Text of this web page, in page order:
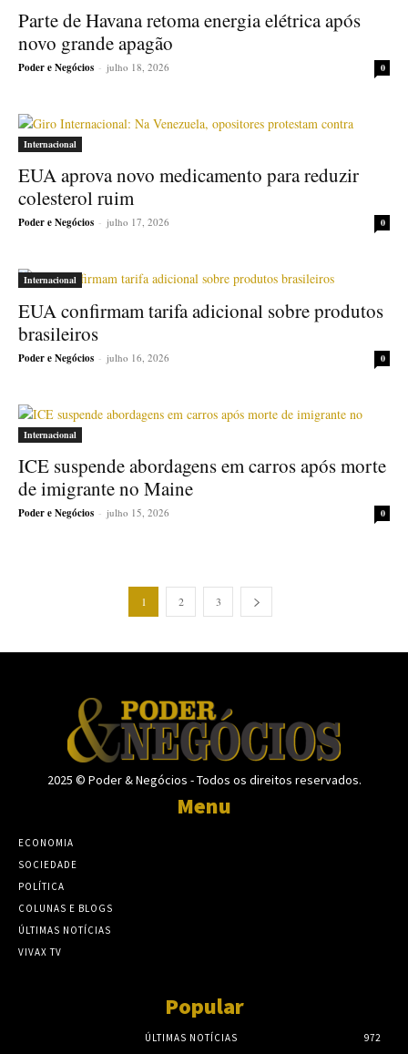
Parte de Havana retoma energia elétrica após
novo grande apagão
Poder e Negócios - julho 18, 2026 0
Internacional
EUA aprova novo medicamento para reduzir
colesterol ruim
Poder e Negócios - julho 17, 2026 0
Internacional
EUA confirmam tarifa adicional sobre produtos
brasileiros
Poder e Negócios - julho 16, 2026 0
Internacional
ICE suspende abordagens em carros após morte
de imigrante no Maine
Poder e Negócios - julho 15, 2026 0
1 2 3
2025 © Poder & Negócios - Todos os direitos reservados.
Menu
ECONOMIA
SOCIEDADE
POLÍTICA
COLUNAS E BLOGS
ÚLTIMAS NOTÍCIAS
VIVAX TV
Popular
ÚLTIMAS NOTÍCIAS
972